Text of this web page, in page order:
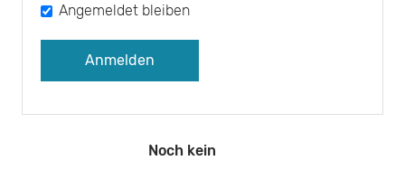
Angemeldet bleiben
A
Noch kein